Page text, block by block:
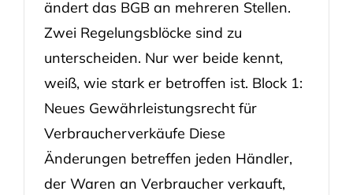
ändert das BGB an mehreren Stellen.
Zwei Regelungsblöcke sind zu
unterscheiden. Nur wer beide kennt,
weiß, wie stark er betroffen ist. Block 1:
Neues Gewährleistungsrecht für
Verbraucherverkäufe Diese
Änderungen betreffen jeden Händler,
der Waren an Verbraucher verkauft,